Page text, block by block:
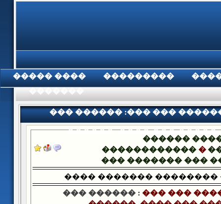
���� ����� ���������
��� ������ :��� ���
������- ���� ��� �����
������
�������������
��� ������� ���
���� ������� ��������
��� ������ : ��� ���